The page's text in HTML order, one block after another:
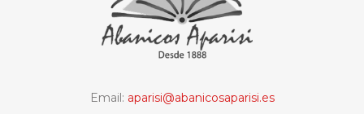
Email: aparisi@abanicosaparisi.es